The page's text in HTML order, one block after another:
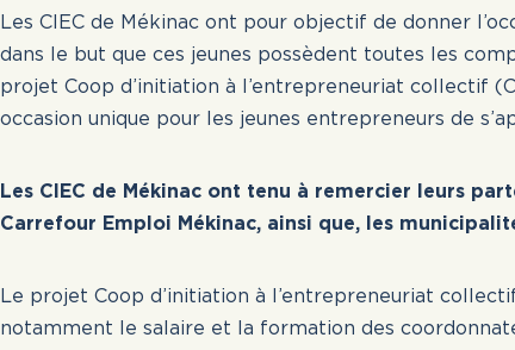
Les CIEC de Mékinac ont pour objectif de donner
dans le but que ces jeunes possèdent toutes les
projet Coop d’initiation à l’entrepreneuriat collectif
occasion unique pour les jeunes entrepreneurs de
Les CIEC de Mékinac ont tenu à remercier leurs
Carrefour Emploi Mékinac, ainsi que, les
Le projet Coop d’initiation à l’entrepreneuriat
notamment le salaire et la formation des
s’effectue